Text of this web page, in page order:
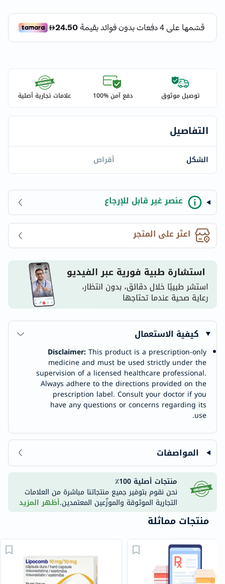
توصيل موثوق دفع آمن %100 علامات تجارية أصلية
التفاصيل
الشكل أقراص
عنصر غير قابل للإرجاع
اعثر على المتجر
كيفية الاستعمال
Disclaimer:This product is a prescription-only
medicine and must be used strictly under the
supervision of a licensed healthcare professional.
Always adhere to the directions provided on the
prescription label. Consult your doctor if you
have any questions or concerns regarding its
use.
المواصفات
منتجات أصلية 100٪
نحن نقوم بتوفير جميع منتجاتنا مباشرة من العلامات
التجارية الموثوقة والموزّعين المعتمدين.أظهر المزيد
منتجات مماثلة